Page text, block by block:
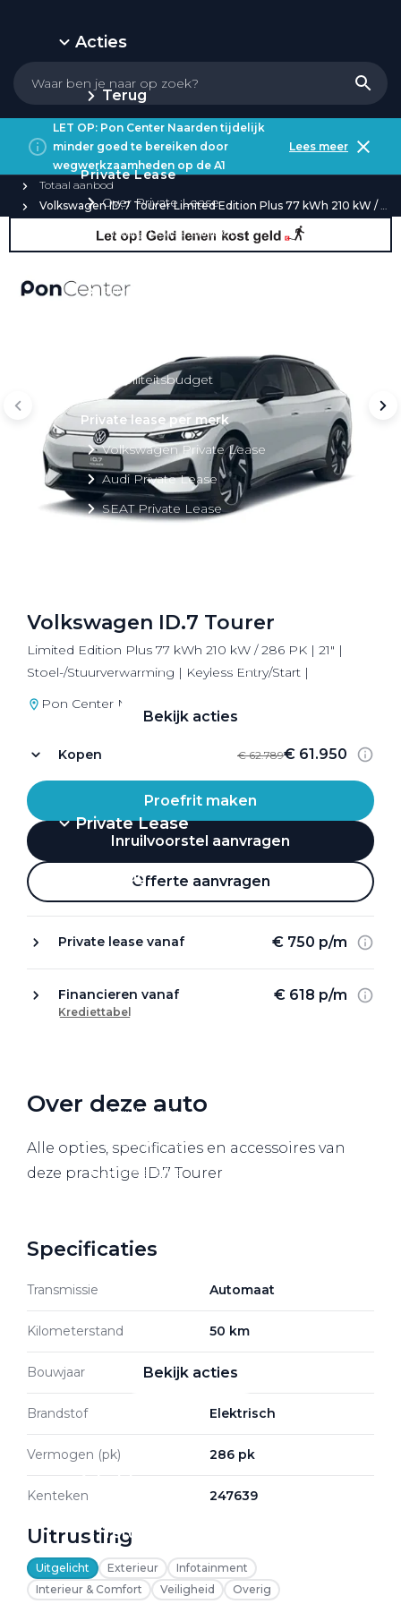
Acties
Terug
Private Lease
Over Private Lease
Private Lease aanbod
Private Lease elektrisch
Mobiliteitsbudget
Private lease per merk
Volkswagen Private Lease
Audi Private Lease
SEAT Private Lease
Bekijk alle aanbiedingen
Bekijk acties
Private Lease
Terug
Berijdersinfo
Lease acties
Lease a Bike
voordeel
Bekijk acties
Zakelijk
Terug
LET OP: Pon Center Naarden tijdelijk
minder goed te bereiken door
wegwerkzaamheden op de A1
Lees meer
Totaal aanbod
Volkswagen ID.7 Tourer Limited Edition Plus 77 kWh 210 kW / 286 PK
Volkswagen ID.7 Tourer
Limited Edition Plus 77 kWh 210 kW / 286 PK | 21" |
Stoel-/Stuurverwarming | Keyless Entry/Start |
Pon Center Nijkerk
Kopen € 62.789€ 61.950
Proefrit maken
Inruilvoorstel aanvragen
Offerte aanvragen
Private lease vanaf € 750 p/m
Financieren vanaf € 618 p/m
Krediettabel
Over deze auto
Alle opties, specificaties en accessoires van
deze prachtige ID.7 Tourer
Specificaties
Transmissie Automaat
Kilometerstand 50 km
Bouwjaar 2026
Brandstof Elektrisch
Vermogen (pk) 286 pk
Kenteken 247639
Uitrusting
Uitgelicht Exterieur
Infotainment
Interieur & Comfort
Veiligheid Overig